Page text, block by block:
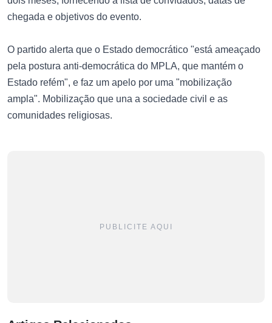
chegada e objetivos do evento.
O partido alerta que o Estado democrático "está ameaçado
pela postura anti-democrática do MPLA, que mantém o
Estado refém", e faz um apelo por uma "mobilização
ampla". Mobilização que una a sociedade civil e as
comunidades religiosas.
PUBLICITE AQUI